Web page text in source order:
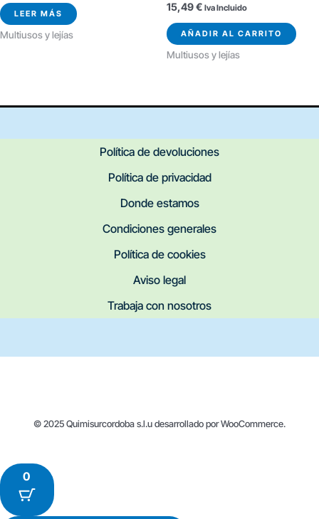
LEER MÁS
Multiusos y lejías
15,49€ Iva Incluido
AÑADIR AL CARRITO
Multiusos y lejías
Política de devoluciones
Política de privacidad
Donde estamos
Condiciones generales
Política de cookies
Aviso legal
Trabaja con nosotros
© 2025 Quimisurcordoba s.l.u desarrollado por WooCommerce.
0